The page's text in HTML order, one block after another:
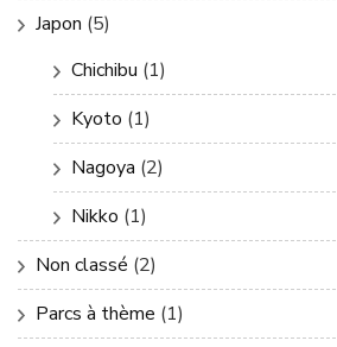
Japon (5)
Chichibu (1)
Kyoto (1)
Nagoya (2)
Nikko (1)
Non classé (2)
Parcs à thème (1)